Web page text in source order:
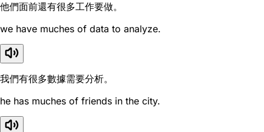
他們面前還有很多工作要做。
we have muches of data to analyze.
我們有很多數據需要分析。
he has muches of friends in the city.